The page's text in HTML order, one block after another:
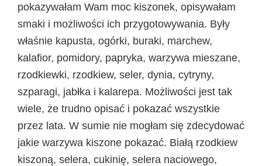
pokazywałam Wam moc kiszonek, opisywałam
smaki i możliwości ich przygotowywania. Były
właśnie kapusta, ogórki, buraki, marchew,
kalafior, pomidory, papryka, warzywa mieszane,
rzodkiewki, rzodkiew, seler, dynia, cytryny,
szparagi, jabłka i kalarepa. Możliwości jest tak
wiele, że trudno opisać i pokazać wszystkie
przez lata. W sumie nie mogłam się zdecydować
jakie warzywa kiszone pokazać. Białą rzodkiew
kiszoną, selera, cukinię, selera naciowego,